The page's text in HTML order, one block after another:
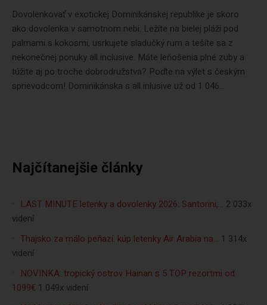
Dovolenkovať v exotickej Dominikánskej republike je skoro
ako dovolenka v samotnom nebi. Ležíte na bielej pláži pod
palmami s kokosmi, usrkujete sladučký rum a tešíte sa z
nekonečnej ponuky all inclusive. Máte leňošenia plné zuby a
túžite aj po troche dobrodružstva? Poďte na výlet s českým
sprievodcom! Dominikánska s all inlusive už od 1 046...
Najčítanejšie články
LAST MINUTE letenky a dovolenky 2026: Santorini,… 2 033x
videní
Thajsko za málo peňazí: kúp letenky Air Arabia na… 1 314x
videní
NOVINKA: tropický ostrov Hainan s 5 TOP rezortmi od
1099€ 1 049x videní